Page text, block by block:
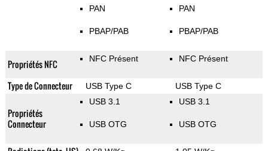
PAN
PBAP/PAB
PAN
PBAP/PAB
Propriétés NFC NFC Présent NFC Présent
Type de Connecteur USB Type C USB Type C
Propriétés
Connecteur
USB 3.1
USB OTG
USB 3.1
USB OTG